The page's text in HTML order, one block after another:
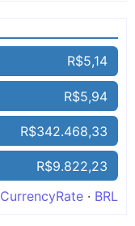
R$5,14
R$5,94
R$342.468,33
R$9.822,23
CurrencyRate · BRL